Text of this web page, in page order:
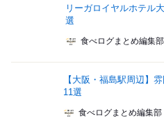
リーガロイヤルホテル
選
食べログまとめ編集部
【大阪・福島駅周辺】
11選
食べログまとめ編集部